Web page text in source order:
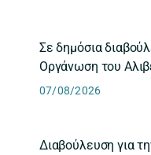
Σε δημόσια
Οργάνωση του
07/08/2026
Διαβούλευση για